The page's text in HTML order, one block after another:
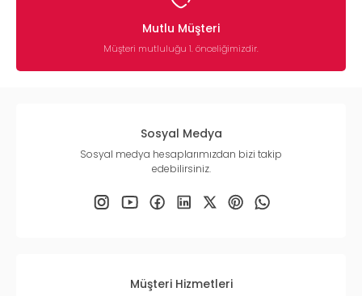
Mutlu Müşteri
Müşteri mutluluğu 1. önceliğimizdir.
Sosyal Medya
Sosyal medya hesaplarımızdan bizi takip
edebilirsiniz.
Müşteri Hizmetleri